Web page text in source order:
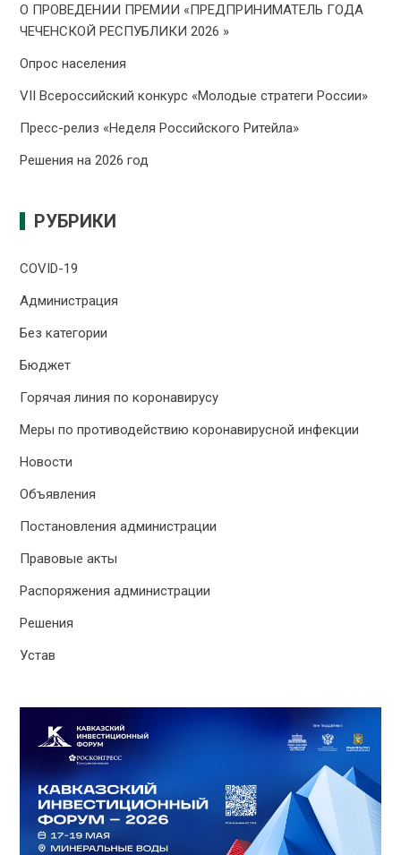
О ПРОВЕДЕНИИ ПРЕMИИ «ПРЕДПРИНИМАТЕЛЬ ГОДА
ЧЕЧЕНСКОЙ РЕСПУБЛИКИ 2026 »
Опрос населения
VII Всероссийский конкурс «Молодые стратеги России»
Пресс-релиз «Неделя Российского Ритейла»
Решения на 2026 год
РУБРИКИ
COVID-19
Администрация
Без категории
Бюджет
Горячая линия по коронавирусу
Меры по противодействию коронавирусной инфекции
Новости
Объявления
Постановления администрации
Правовые акты
Распоряжения администрации
Решения
Устав